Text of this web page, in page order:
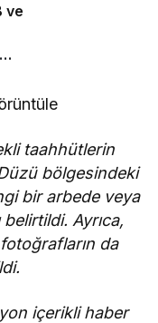
ve
taahhütlerin
bölgesindeki
bir arbede veya
Ayrıca,
da
içerikli haber